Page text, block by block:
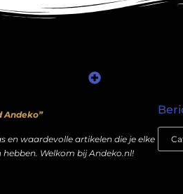
Andeko”
en waardevolle artikelen die je elke
Welkom bij Andeko.nl!